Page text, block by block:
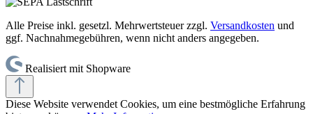
Alle Preise inkl. gesetzl. Mehrwertsteuer zzgl. Versandkosten und
ggf. Nachnahmegebühren, wenn nicht anders angegeben.
Realisiert mit Shopware
Diese Website verwendet Cookies, um eine bestmögliche Erfahrung